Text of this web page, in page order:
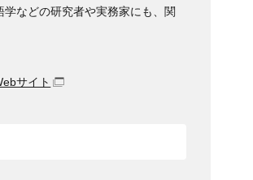
などの研究者や実務家にも、関
サイト